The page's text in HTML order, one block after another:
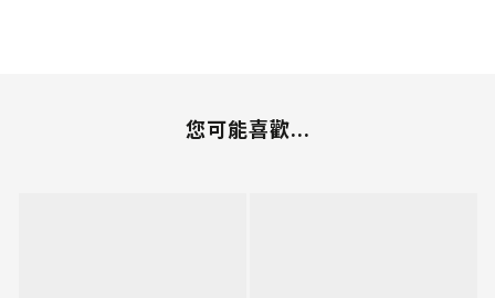
您可能喜歡...